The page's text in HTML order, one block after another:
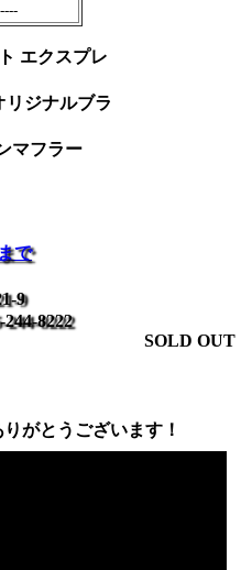
エクスプレ
ジナルブラ
マフラー
で
9
8222
SOLD OUT
がとうございます！